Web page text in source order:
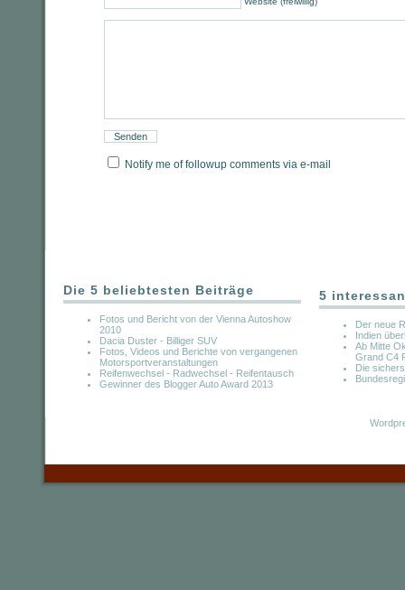
Notify me of followup comments via e-mail
Die 5 beliebtesten Beiträge
Fotos und Bericht von der Vienna Autoshow
2010
Dacia Duster - Billiger SUV
Fotos, Videos und Berichte von vergangenen
Motorsportveranstaltungen
Reifenwechsel - Radwechsel - Reifentausch
Gewinner des Blogger Auto Award 2013
5
Der neue
Indien
Ab Mitte
Grand C4
Die